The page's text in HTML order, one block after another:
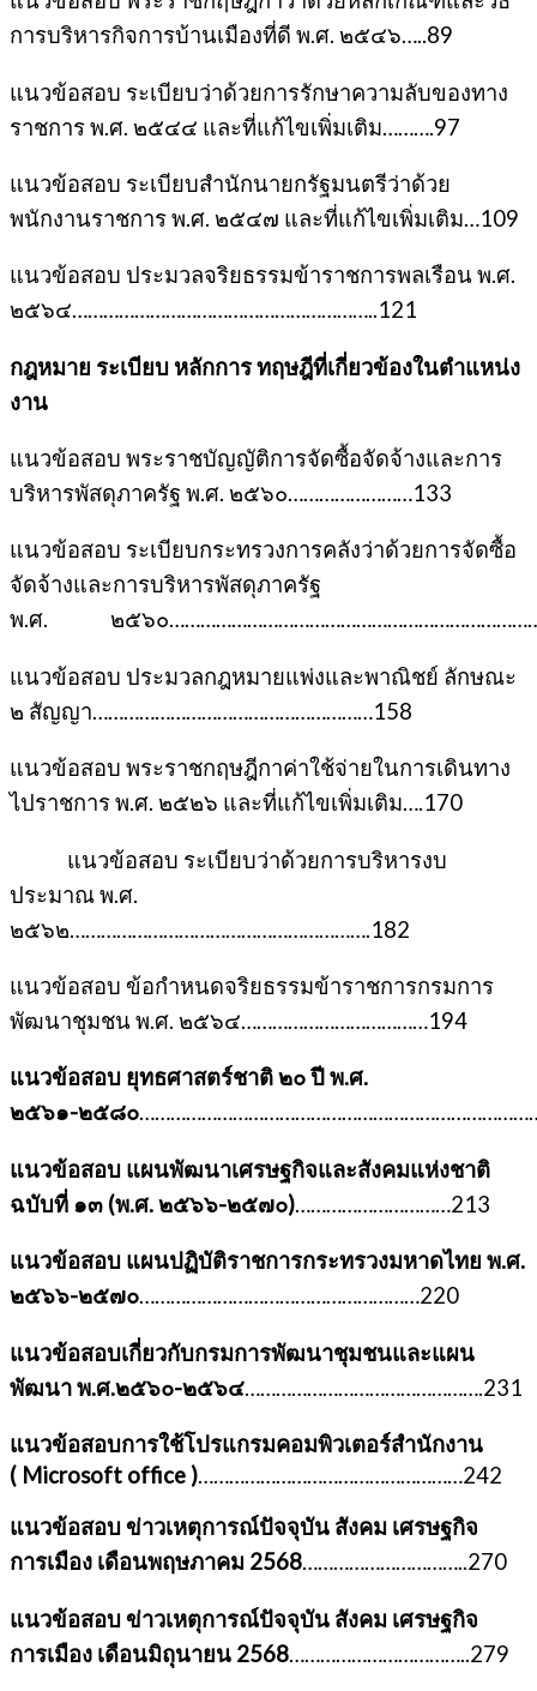
การบริหารกิจการบ้านเมืองที่ดี พ.ศ. ๒๕๔๖…..89
แนวข้อสอบ ระเบียบว่าด้วยการรักษาความลับของทาง
ราชการ พ.ศ. ๒๕๔๔ และที่แก้ไขเพิ่มเติม……….97
แนวข้อสอบ ระเบียบสำนักนายกรัฐมนตรีว่าด้วย
พนักงานราชการ พ.ศ. ๒๕๔๗ และที่แก้ไขเพิ่มเติม…109
แนวข้อสอบ ประมวลจริยธรรมข้าราชการพลเรือน พ.ศ.
๒๕๖๔…………………………………………………..121
กฎหมาย ระเบียบ หลักการ ทฤษฎีที่เกี่ยวข้องในตำแหน่ง
งาน
แนวข้อสอบ พระราชบัญญัติการจัดซื้อจัดจ้างและการ
บริหารพัสดุภาครัฐ พ.ศ. ๒๕๖๐……………………133
แนวข้อสอบ ระเบียบกระทรวงการคลังว่าด้วยการจัดซื้อ
จัดจ้างและการบริหารพัสดุภาครัฐ
พ.ศ. ๒๕๖๐
แนวข้อสอบ ประมวลกฎหมายแพ่งและพาณิชย์ ลักษณะ
๒ สัญญา………………………………………………158
แนวข้อสอบ พระราชกฤษฎีกาค่าใช้จ่ายในการเดินทาง
ไปราชการ พ.ศ. ๒๕๒๖ และที่แก้ไขเพิ่มเติม….170
แนวข้อสอบ ระเบียบว่าด้วยการบริหารงบ
ประมาณ พ.ศ.
๒๕๖๒………………………………………………….182
แนวข้อสอบ ข้อกำหนดจริยธรรมข้าราชการกรมการ
พัฒนาชุมชน พ.ศ. ๒๕๖๔………………………………194
แนวข้อสอบ ยุทธศาสตร์ชาติ ๒๐ ปี พ.ศ.
๒๕๖๑-๒๕๘๐
แนวข้อสอบ แผนพัฒนาเศรษฐกิจและสังคมแห่งชาติ
ฉบับที่ ๑๓ (พ.ศ. ๒๕๖๖-๒๕๗๐)…………………………213
แนวข้อสอบ แผนปฏิบัติราชการกระทรวงมหาดไทย พ.ศ.
๒๕๖๖-๒๕๗๐………………………………………………220
แนวข้อสอบเกี่ยวกับกรมการพัฒนาชุมชนและแผน
พัฒนา พ.ศ.๒๕๖๐-๒๕๖๔……………………………………….231
แนวข้อสอบการใช้โปรแกรมคอมพิวเตอร์สำนักงาน
( Microsoft office )……………………………………………242
แนวข้อสอบ ข่าวเหตุการณ์ปัจจุบัน สังคม เศรษฐกิจ
การเมือง เดือนพฤษภาคม 2568…………………………..270
แนวข้อสอบ ข่าวเหตุการณ์ปัจจุบัน สังคม เศรษฐกิจ
การเมือง เดือนมิถุนายน 2568……………………………..279